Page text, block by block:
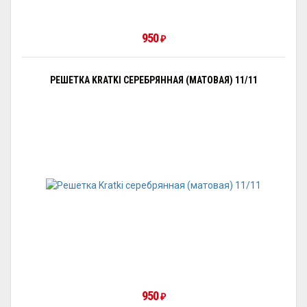
950₽
РЕШЕТКА KRATKI СЕРЕБРЯННАЯ (МАТОВАЯ) 11/11
950₽